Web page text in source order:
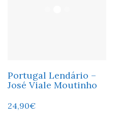
Portugal Lendário –
José Viale Moutinho
24,90€